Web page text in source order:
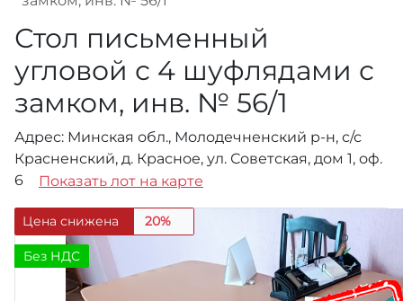
Стол письменный
угловой с 4 шуфлядами с
замком, инв. № 56/1
Адрес: Минская обл., Молодечненский р-н, с/с
Красненский, д. Красное, ул. Советская, дом 1, оф.
6
Показать лот на карте
Цена снижена 20%
Без НДС